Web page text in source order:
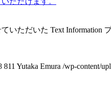
ただいた Text Information
811 Yutaka Emura /wp-content/